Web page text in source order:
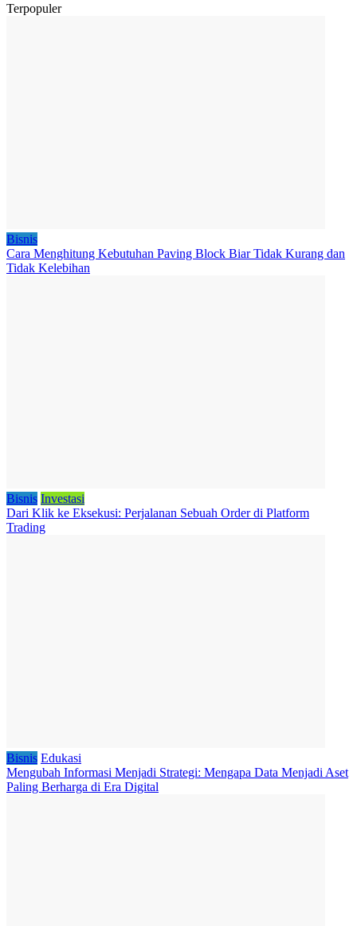
Terpopuler
Bisnis
Cara Menghitung Kebutuhan Paving Block Biar Tidak Kurang dan
Tidak Kelebihan
Bisnis Investasi
Dari Klik ke Eksekusi: Perjalanan Sebuah Order di Platform
Trading
Bisnis Edukasi
Mengubah Informasi Menjadi Strategi: Mengapa Data Menjadi Aset
Paling Berharga di Era Digital